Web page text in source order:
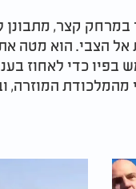
במרחק קצר,
אל הצבי. הוא מטה
בפיו כדי לאחוז
המוזרה,